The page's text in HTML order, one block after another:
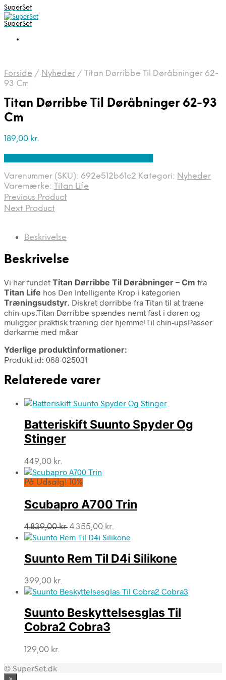
SuperSet
SuperSet
Forside / Nyheder / Titan Dørribbe Til Døråbninger 62-
93 Cm
Titan Dørribbe Til Døråbninger 62-93
Cm
189,00 kr.
Varenummer (SKU): 692e512b61c2 Kategori: Nyheder
Varemærke: Titan Life
Previous Product
Next Product
Beskrivelse
Beskrivelse
Vi har fundet Titan Dørribbe Til Døråbninger – Cm fra
Titan Life hos Den Intelligente Krop i kategorien
Træningsudstyr. Diskret dørribbe fra Titan til at træne
chin-ups.Titan Dørribbe spændes nemt fast i døren og
muliggør praktisk træning der hjemme!Til chin-upsPasser
dørkarme med m&ar
Yderlige produktinformationer:
Produkt id: 068-025031
Relaterede varer
Batteriskift Suunto Spyder Og
Stinger
449,00 kr.
På Udsalg! 10%
Scubapro A700 Trin
4.839,00kr. Den
oprindelige
var:
4.839,00 kr..
4.355,00 kr.
aktuelle
er:
4.355,00 kr..
Suunto Rem Til D4i Silikone
399,00 kr.
Suunto Beskyttelsesglas Til
Cobra2 Cobra3
129,00 kr.
© SuperSet.dk